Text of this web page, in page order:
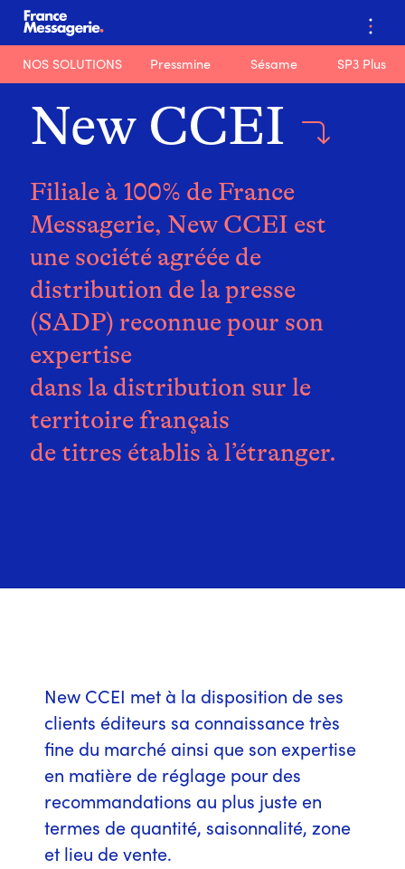
…
New CCEI
Filiale à 100% de France
Messagerie, New CCEI est
une société agréée de
distribution de la presse
(SADP) reconnue pour son
expertise
dans la distribution sur le
territoire français
de titres établis à l’étranger.
NOS SOLUTIONS Pressmine Sésame SP3 Plus
New CCEI met à la disposition de ses
clients éditeurs sa connaissance très
fine du marché ainsi que son expertise
en matière de réglage pour des
recommandations au plus juste en
termes de quantité, saisonnalité, zone
et lieu de vente.